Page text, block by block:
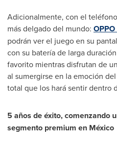
Adicionalmente, con el
más delgado del mundo:
podrán ver el juego en su
con su batería de larga
favorito mientras disfrutan de
al sumergirse en la emoción
total que los hará sentir dentro
5 años de éxito, comenzando
segmento premium en México